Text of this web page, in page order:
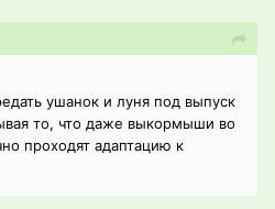
ушанок и луня под выпуск
то, что даже выкормыши во
проходят адаптацию к